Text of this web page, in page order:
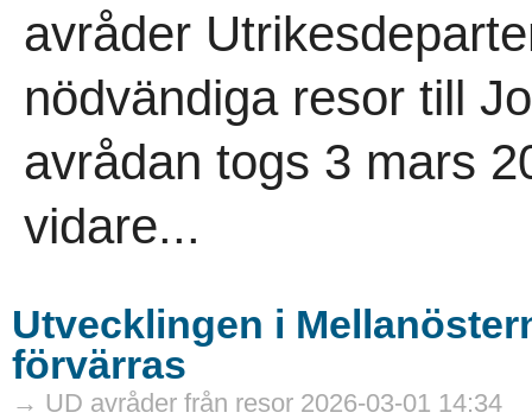
avråder
nödvändiga resor till
avrådan togs 3 mars
vidare...
Utvecklingen i
förvärras
→ UD avråder från resor 2026-03-01 14:34